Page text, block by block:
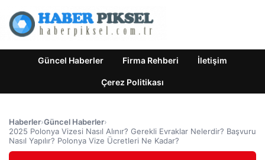
Güncel Haberler Firma Rehberi İletişim
Çerez Politikası
Haberler›Güncel Haberler›
2025 Polonya Vizesi Nasıl Alınır? Gerekli Evraklar Nelerdir? Başvuru
Nasıl Yapılır? Polonya Vize Ücretleri Ne Kadar?